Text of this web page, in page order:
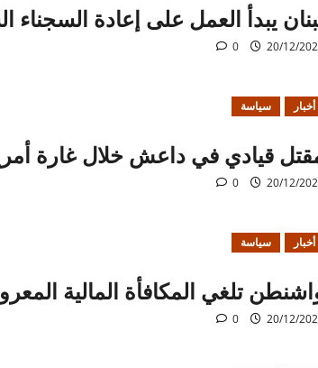
يبدأ العمل على إعادة السجناء
20/12/
0
أخبار سياسة
قيادي في داعش خلال غارة
20/12/
0
أخبار سياسة
تلغي المكافأة المالية
20/12/
0